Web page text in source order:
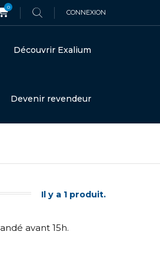
0
CONNEXION
Découvrir Exalium
Devenir revendeur
Il y a 1 produit.
avant 15h.